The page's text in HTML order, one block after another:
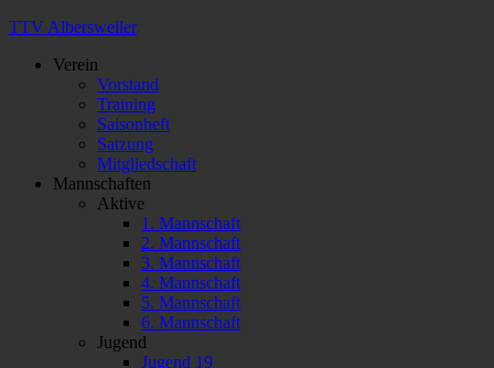
TTV Albersweiler
Verein
Vorstand
Training
Saisonheft
Satzung
Mitgliedschaft
Mannschaften
Aktive
1. Mannschaft
2. Mannschaft
3. Mannschaft
4. Mannschaft
5. Mannschaft
6. Mannschaft
Jugend
Jugend 19